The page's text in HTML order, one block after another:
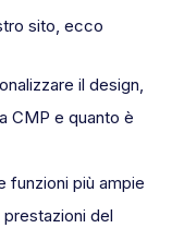
sito, ecco
il design,
CMP e quanto è
funzioni più ampie
del